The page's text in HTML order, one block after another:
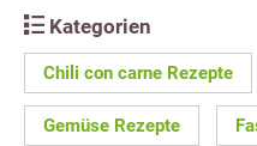
Kategorien
Chili con carne Rezepte
Gemüse Rezepte